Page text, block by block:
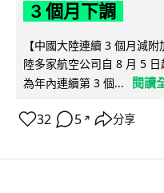
3 個月下調
【中國大陸連續 3 個月減
陸多家航空公司自 8 月 5
為年內連續第 3 個...
閱讀
32 5 ↗ 分享